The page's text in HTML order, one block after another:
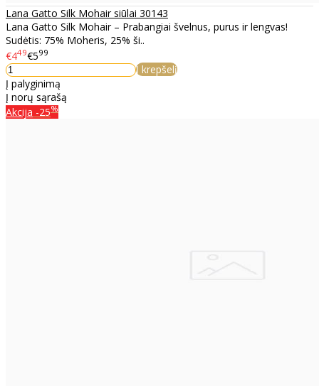
Lana Gatto Silk Mohair siūlai 30143
Lana Gatto Silk Mohair – Prabangiai švelnus, purus ir lengvas!
Sudėtis: 75% Moheris, 25% ši..
€449€599
Į krepšelį
Į palyginimą
Į norų sąrašą
Akcija -25%